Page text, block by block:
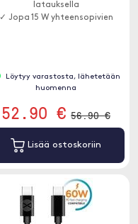
latauksella
✓ Jopa 15 W yhteensopivien
Löytyy varastosta, lähetetään
huomenna
52.90 € 56.90 €
Lisää ostoskoriin